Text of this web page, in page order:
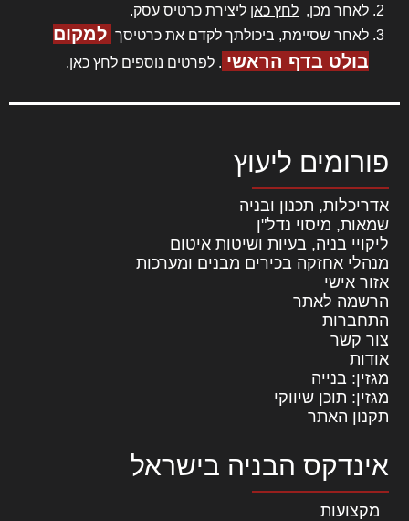
לאחר מכן, לחץ כאן ליצירת כרטיס עסק.
לאחר שסיימת, ביכולתך לקדם את כרטיסך למקום
בולט בדף הראשי . לפרטים נוספים לחץ כאן.
פורומים ליעוץ
אדריכלות, תכנון ובניה
שמאות, מיסוי נדל"ן
ליקויי בניה, בעיות ושיטות איטום
מנהלי אחזקה בכירים מבנים ומערכות
אזור אישי
הרשמה לאתר
התחברות
צור קשר
אודות
מגזין: בנייה
מגזין: תוכן שיווקי
תקנון האתר
אינדקס הבניה בישראל
מקצועות